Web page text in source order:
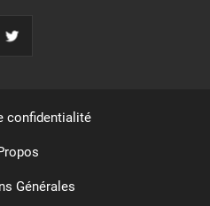
confidentialité
Générales